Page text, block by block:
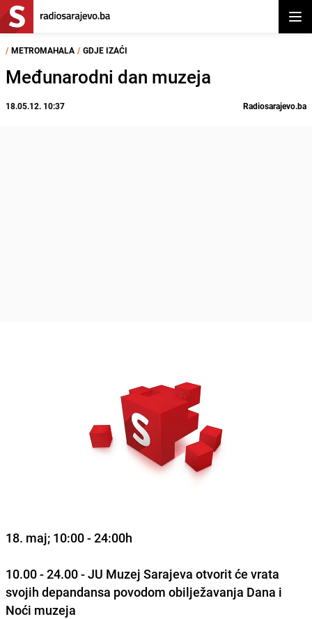
/ METROMAHALA / GDJE IZAĆI
Međunarodni dan muzeja
18.05.12. 10:37 Radiosarajevo.ba
18. maj; 10:00 - 24:00h
10.00 - 24.00 - JU Muzej Sarajeva otvorit će vrata
svojih depandansa povodom obilježavanja Dana i
Noći muzeja